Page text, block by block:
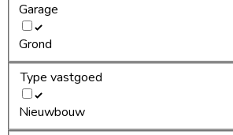
Garage
Grond
Type vastgoed
Nieuwbouw